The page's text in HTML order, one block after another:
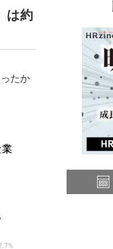
は約
たか